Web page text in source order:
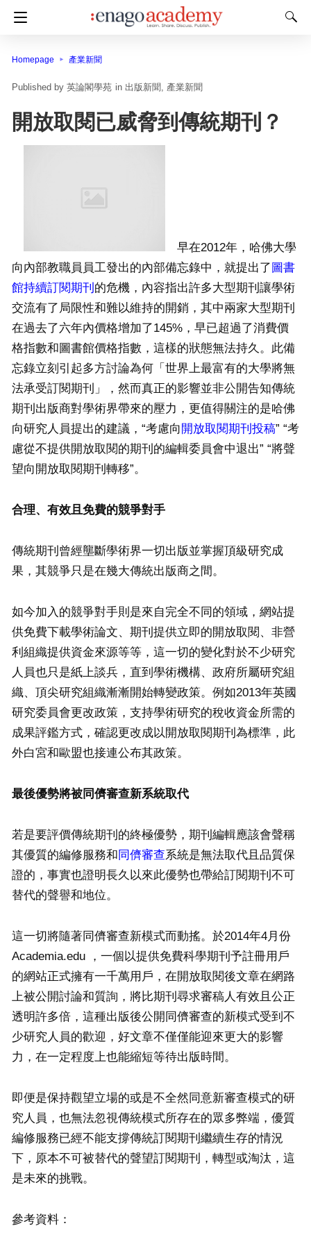
Homepage 產業新聞
英論閣學苑 in 出版新聞 產業新聞
開放取閱已威脅到傳統期刊？
早在2012年，哈佛大學
向內部教職員員工發出的內部備忘錄中，就提出了 圖書
館持續訂閱期刊 的危機，內容指出許多大型期刊讓學術
交流有了局限性和難以維持的開銷，其中兩家大型期刊
在過去了六年內價格增加了145%，早已超過了消費價
格指數和圖書館價格指數，這樣的狀態無法持久。此備
忘錄立刻引起多方討論為何「世界上最富有的大學將無
法承受訂閱期刊」，然而真正的影響並非公開告知傳統
期刊出版商對學術界帶來的壓力，更值得關注的是哈佛
向研究人員提出的建議，“考慮向 開放取閱期刊投稿” “考
慮從不提供開放取閱的期刊的編輯委員會中退出” “將聲
望向開放取閱期刊轉移”。
合理、有效且免費的競爭對手
傳統期刊曾經壟斷學術界一切出版並掌握頂級研究成
果，其競爭只是在幾大傳統出版商之間。
如今加入的競爭對手則是來自完全不同的領域，網站提
供免費下載學術論文、期刊提供立即的開放取閱、非營
利組織提供資金來源等等，這一切的變化對於不少研究
人員也只是紙上談兵，直到學術機構、政府所屬研究組
織、頂尖研究組織漸漸開始轉變政策。例如2013年英國
研究委員會更改政策，支持學術研究的稅收資金所需的
成果評鑑方式，確認更改成以開放取閱期刊為標準，此
外白宮和歐盟也接連公布其政策。
最後優勢將被同儕審查新系統取代
若是要評價傳統期刊的終極優勢，期刊編輯應該會聲稱
其優質的編修服務和 同儕審查系統是無法取代且品質保
證的，事實也證明長久以來此優勢也帶給訂閱期刊不可
替代的聲譽和地位。
這一切將隨著同儕審查新模式而動搖。於2014年4月份
Academia.edu ，一個以提供免費科學期刊予註冊用戶
的網站正式擁有一千萬用戶，在開放取閱後文章在網路
上被公開討論和質詢，將比期刊尋求審稿人有效且公正
透明許多倍，這種出版後公開同儕審查的新模式受到不
少研究人員的歡迎，好文章不僅僅能迎來更大的影響
力，在一定程度上也能縮短等待出版時間。
即便是保持觀望立場的或是不全然同意新審查模式的研
究人員，也無法忽視傳統模式所存在的眾多弊端，優質
編修服務已經不能支撐傳統訂閱期刊繼續生存的情況
下，原本不可被替代的聲望訂閱期刊，轉型或淘汰，這
是未來的挑戰。
參考資料：